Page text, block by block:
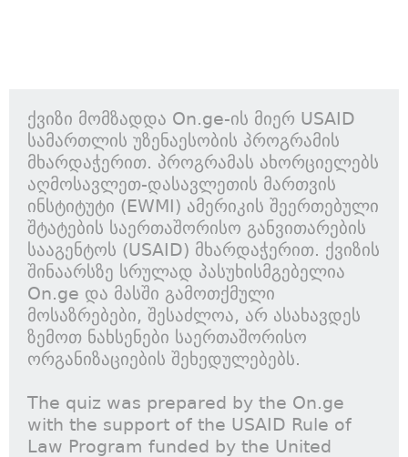
ქვიზი მომზადდა On.ge-ის მიერ USAID
სამართლის უზენაესობის პროგრამის
მხარდაჭერით. პროგრამას ახორციელებს
აღმოსავლეთ-დასავლეთის მართვის
ინსტიტუტი (EWMI) ამერიკის შეერთებული
შტატების საერთაშორისო განვითარების
სააგენტოს (USAID) მხარდაჭერით. ქვიზის
შინაარსზე სრულად პასუხისმგებელია
On.ge და მასში გამოთქმული
მოსაზრებები, შესაძლოა, არ ასახავდეს
ზემოთ ნახსენები საერთაშორისო
ორგანიზაციების შეხედულებებს.
The quiz was prepared by the On.ge
with the support of the USAID Rule of
Law Program funded by the United